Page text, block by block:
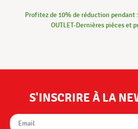
Profitez de 10% de réduction pendant
OUTLET-Dernières pièces et
S'INSCRIRE À LA